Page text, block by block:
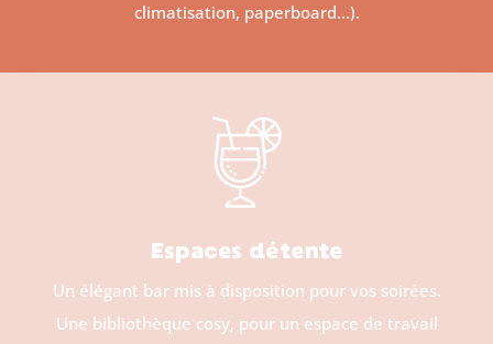
climatisation, paperboard…).
Espaces détente
Un élégant bar mis à disposition pour vos soirées.
Une bibliothèque cosy, pour un espace de travail